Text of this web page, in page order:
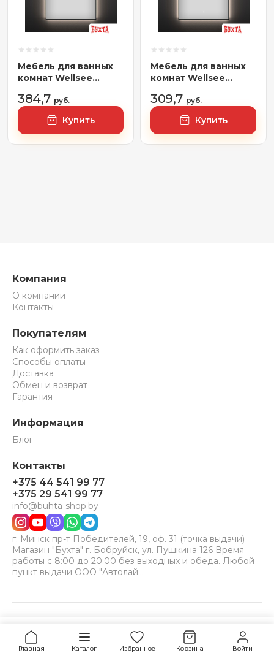
Главная Каталог Избранное Корзина Войти
Мебель для ванных
комнат Wellsee
LED-подсветкой 7
Rays' Spectrum
172201000, 70 х 90 см
(с сенсором и
регулировкой
384,7 руб.
Купить
Мебель для ванных
комнат Wellsee
LED-подсветкой 7
Rays' Spectrum
172200820, 50 х 60 см
(с сенсором и
регулировкой
309,7 руб.
Купить
Уточнить наличие
Компания
О компании
Контакты
Покупателям
Как оформить заказ
Способы оплаты
Доставка
Обмен и возврат
Гарантия
Информация
Блог
Контакты
+375 44 541 99 77
+375 29 541 99 77
info@buhta-shop.by
г. Минск пр-т Победителей, 19, оф. 31 (точка выдачи)
Магазин "Бухта" г. Бобруйск, ул. Пушкина 126 Время
работы с 8:00 до 20:00 без выходных и обеда. Любой
пункт выдачи ООО "Автолай…
Принимаем к оплате:
VISA BELCARD